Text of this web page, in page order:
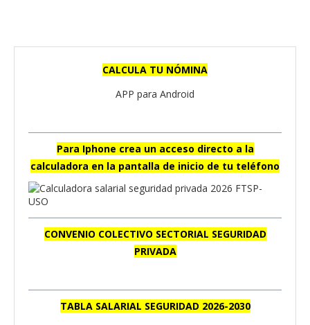
CALCULA TU NÓMINA
APP para Android
Para Iphone crea un acceso directo a la
calculadora en la pantalla de inicio de tu teléfono
CONVENIO COLECTIVO SECTORIAL SEGURIDAD
PRIVADA
TABLA SALARIAL SEGURIDAD 2026-2030